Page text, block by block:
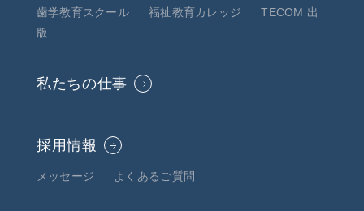
歯学教育スクール
福祉教育カレッジ
TECOM 出
版
私たちの仕事
採用情報
メッセージ よくあるご質問